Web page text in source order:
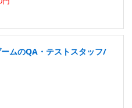
ームのQA・テストスタッフ/